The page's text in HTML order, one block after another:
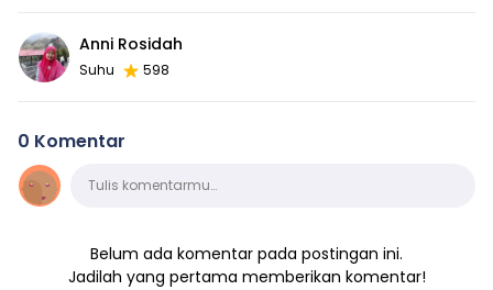
Anni Rosidah
Suhu 598
0 Komentar
KomentarTulis komentarmu…
Belum ada komentar pada postingan ini.
Jadilah yang pertama memberikan komentar!